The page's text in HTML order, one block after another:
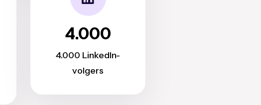
4.000
4.000 LinkedIn-
volgers